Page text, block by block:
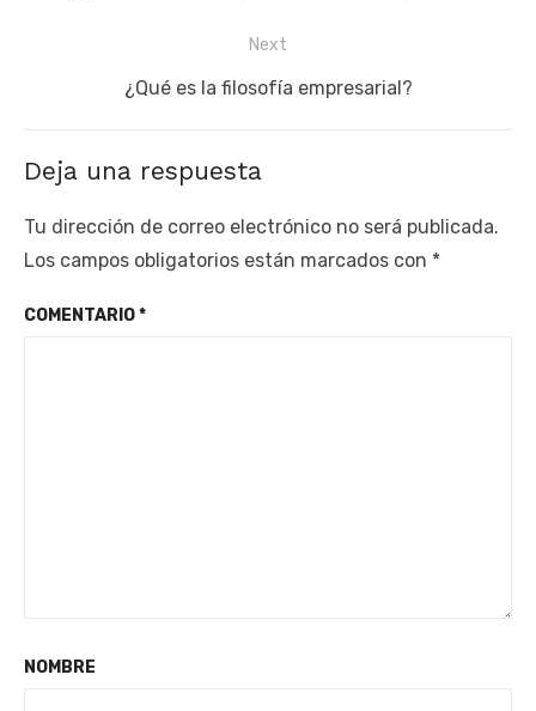
Next
Next
¿Qué es la filosofía empresarial?
Deja una respuesta
Tu dirección de correo electrónico no será publicada.
Los campos obligatorios están marcados con *
COMENTARIO*
NOMBRE